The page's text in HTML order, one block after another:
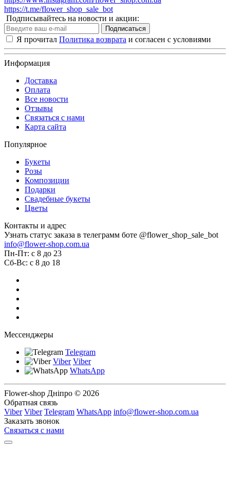
https://t.me/flower_shop_sale_bot
Подписывайтесь на новости и акции:
Подписаться
Я прочитал Политика возврата и согласен с условиями
Информация
Доставка
Оплата
Все новости
Отзывы
Связаться с нами
Карта сайта
Популярное
Букеты
Розы
Композиции
Подарки
Свадебные букеты
Цветы
Контакты и адрес
Узнать статус заказа в телеграмм боте @flower_shop_sale_bot
info@flower-shop.com.ua
Пн-Пт: с 8 до 23
Сб-Вс: с 8 до 18
Мессенджеры
Telegram
Viber Viber
WhatsApp
Flower-shop Дніпро © 2026
Обратная связь
Viber Viber Telegram WhatsApp info@flower-shop.com.ua
Заказать звонок
Связаться с нами